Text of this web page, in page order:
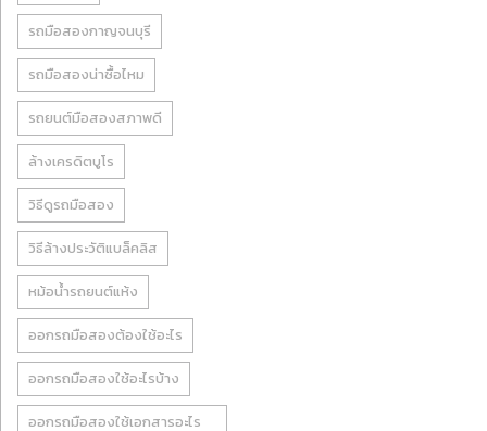
รถมือสองกาญจนบุรี
รถมือสองน่าซื้อไหม
รถยนต์มือสองสภาพดี
ล้างเครดิตบูโร
วิธีดูรถมือสอง
วิธีล้างประวัติแบล็คลิส
หม้อน้ำรถยนต์แห้ง
ออกรถมือสองต้องใช้อะไร
ออกรถมือสองใช้อะไรบ้าง
ออกรถมือสองใช้เอกสารอะไร